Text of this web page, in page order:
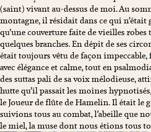
(saint) vivant au-dessus de moi. Au
montagne, il résidait dans ce qui n’était
qu’une couverture faite de vieilles robes
quelques branches. En dépit de ses
était toujours vêtu de façon
avec élégance et calme, tout en
des suttas pali de sa voix mélodieuse,
hutte qu’il passait les moines
le Joueur de flûte de Hamelin. Il était le
suivions tous au combat, l’abeille que
le miel, la muse dont nous étions tous